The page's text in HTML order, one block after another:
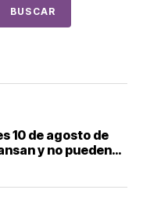
BUSCAR
10 de agosto de
y no pueden
de México; estos